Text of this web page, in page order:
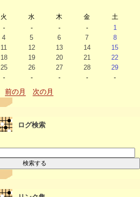
火 水 木 金
土
- - - -
1
4 5 6 7
8
11 12 13 14
15
18 19 20 21
22
25 26 27 28
29
- - - - -
前の月 次の月
ログ検索